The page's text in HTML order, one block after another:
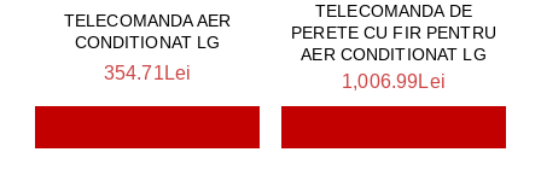
TELECOMANDA AER
CONDITIONAT LG
354.71Lei
TELECOMANDA DE
PERETE CU FIR PENTRU
AER CONDITIONAT LG
1,006.99Lei